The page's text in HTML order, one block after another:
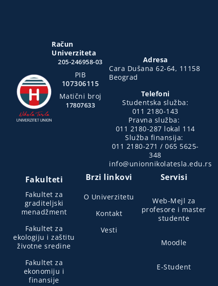
Račun
Univerziteta
205-246958-03
PIB
107306115
Matični broj
17807633
Adresa
Cara Dušana 62-64, 11158
Beograd
Telefoni
Studentska služba:
011 2180-143
Pravna služba:
011 2180-287 lokal 114
Služba finansija:
011 2180-271 / 065 5625-
348
info@unionnikolatesla.edu.rs
Fakulteti
Fakultet za
graditeljski
menadžment
Fakultet za
ekologiju i zaštitu
životne sredine
Fakultet za
ekonomiju i
finansije
Brzi linkovi
O Univerzitetu
Kontakt
Vesti
Servisi
Web-Mejl za
profesore i master
studente
Moodle
E-Student